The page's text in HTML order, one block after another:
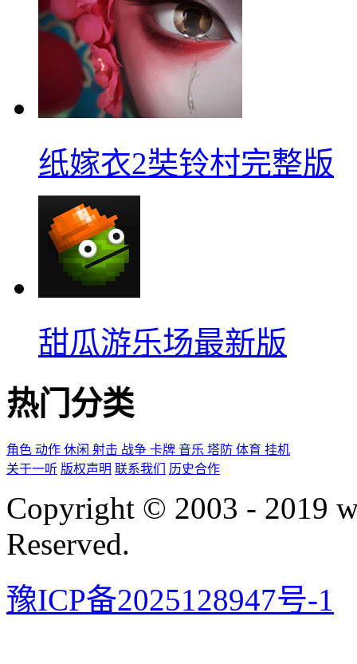
纸嫁衣2奘铃村完整版
甜瓜游乐场最新版
热门分类
角色 动作 休闲 射击 战争 卡牌 音乐 塔防 体育 挂机
关于一听 版权声明 联系我们 历史合作
Copyright © 2003 - 2019
Reserved.
豫ICP备2025128947号-1